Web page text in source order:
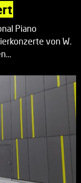
Piano
von W.